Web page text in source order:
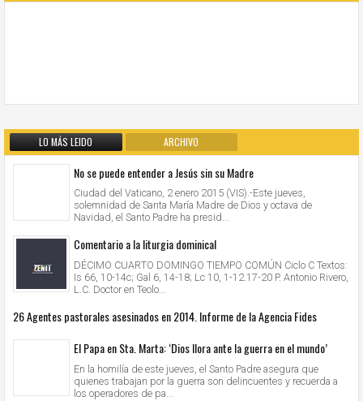
LO MÁS LEIDO ARCHIVO
No se puede entender a Jesús sin su Madre
Ciudad del Vaticano, 2 enero 2015 (VIS).-Este jueves,
solemnidad de Santa María Madre de Dios y octava de
Navidad, el Santo Padre ha presid...
Comentario a la liturgia dominical
DÉCIMO CUARTO DOMINGO TIEMPO COMÚN Ciclo C Textos:
Is 66, 10-14c; Gal 6, 14-18; Lc 10, 1-12.17-20 P. Antonio Rivero,
L.C. Doctor en Teolo...
26 Agentes pastorales asesinados en 2014. Informe de la Agencia Fides
El Papa en Sta. Marta: ‘Dios llora ante la guerra en el mundo’
En la homilía de este jueves, el Santo Padre asegura que
quienes trabajan por la guerra son delincuentes y recuerda a
los operadores de pa...